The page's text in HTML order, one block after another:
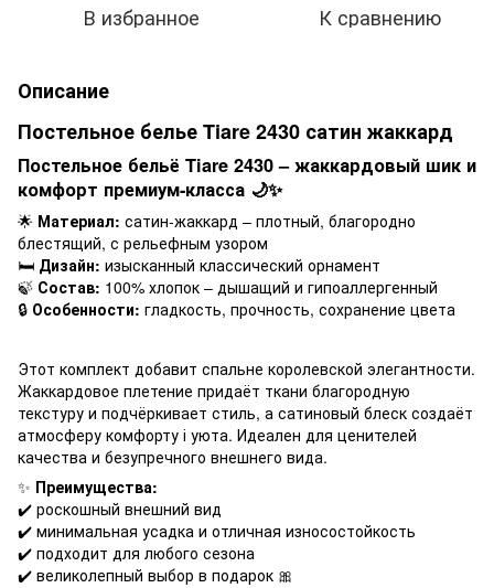
В избранное К сравнению
Описание
Постельное белье Tiare 2430 сатин жаккард
Постельное бельё Tiare 2430 – жаккардовый шик и
комфорт премиум-класса 🌙✨
🌟 Материал: сатин-жаккард – плотный, благородно
блестящий, с рельефным узором
🛏️ Дизайн: изысканный классический орнамент
🍃 Состав: 100% хлопок – дышащий и гипоаллергенный
🔒 Особенности: гладкость, прочность, сохранение цвета
Этот комплект добавит спальне королевской элегантности.
Жаккардовое плетение придаёт ткани благородную
текстуру и подчёркивает стиль, а сатиновый блеск создаёт
атмосферу комфорту і уюта. Идеален для ценителей
качества и безупречного внешнего вида.
✨ Преимущества:
✔️ роскошный внешний вид
✔️ минимальная усадка и отличная износостойкость
✔️ подходит для любого сезона
✔️ великолепный выбор в подарок 🎀